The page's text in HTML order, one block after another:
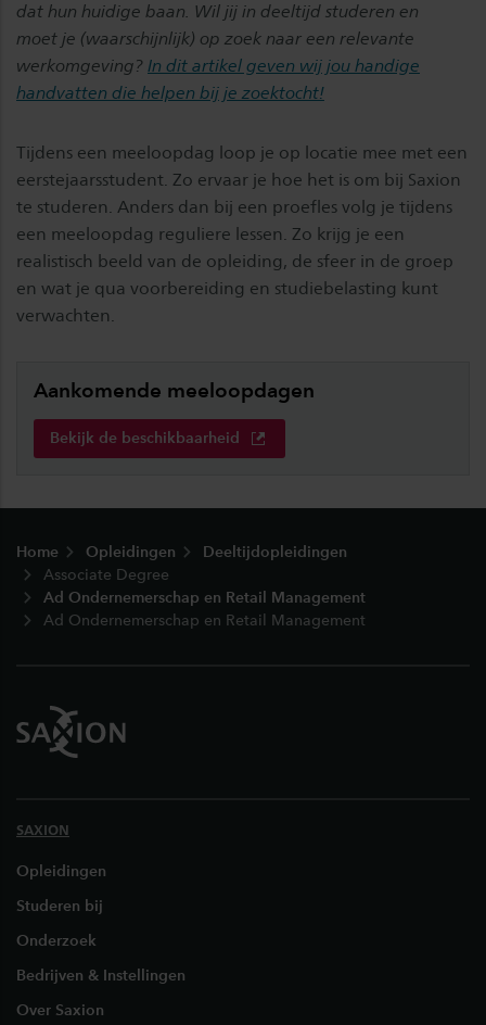
dat hun huidige baan. Wil jij in deeltijd studeren en
moet je (waarschijnlijk) op zoek naar een relevante
werkomgeving? In dit artikel geven wij jou handige
handvatten die helpen bij je zoektocht!
Tijdens een meeloopdag loop je op locatie mee met een
eerstejaarsstudent. Zo ervaar je hoe het is om bij Saxion
te studeren. Anders dan bij een proefles volg je tijdens
een meeloopdag reguliere lessen. Zo krijg je een
realistisch beeld van de opleiding, de sfeer in de groep
en wat je qua voorbereiding en studiebelasting kunt
verwachten.
Aankomende meeloopdagen
Bekijk de beschikbaarheid
Home Opleidingen
Deeltijdopleidingen
Associate Degree
Ad Ondernemerschap en Retail Management
Ad Ondernemerschap en Retail Management
SAXION
Opleidingen
Studeren bij
Onderzoek
Bedrijven & Instellingen
Over Saxion